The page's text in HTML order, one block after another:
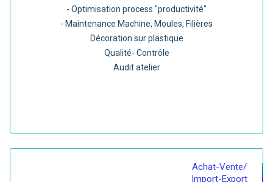
- Optimisation process "productivité"
- Maintenance Machine, Moules, Filières
Décoration sur plastique
Qualité- Contrôle
Audit atelier
Achat-Vente/
Import-Export